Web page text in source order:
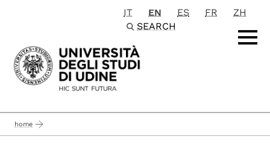
Passa al contenuto principale
IT EN ES FR
ZH
SEARCH
home